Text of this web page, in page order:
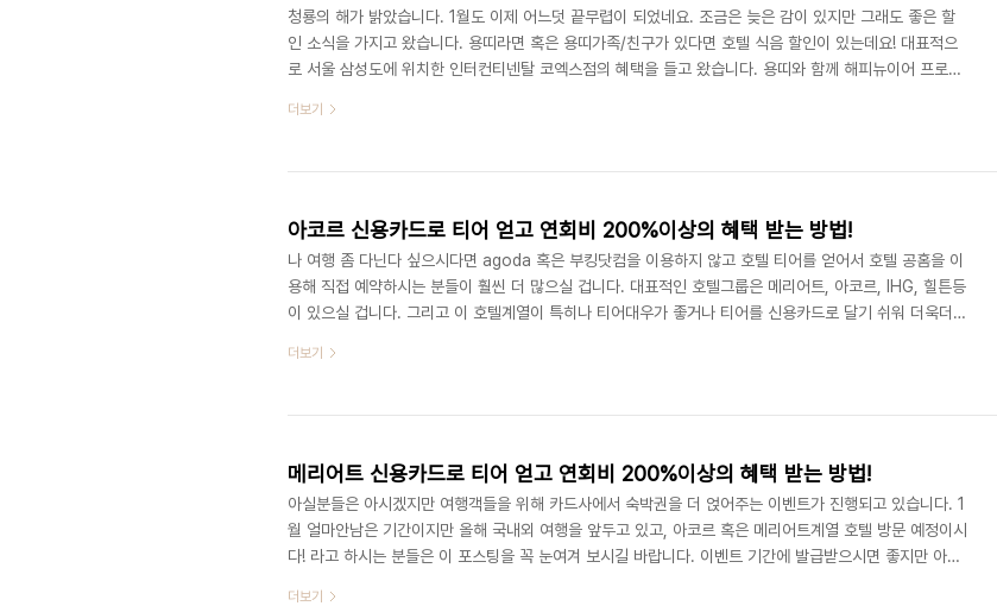
청룡의 해가 밝았습니다. 1월도 이제 어느덧 끝무렵이 되었네요. 조금은 늦은 감이 있지만 그래도 좋은 할
인 소식을 가지고 왔습니다. 용띠라면 혹은 용띠가족/친구가 있다면 호텔 식음 할인이 있는데요! 대표적으
로 서울 삼성도에 위치한 인터컨티넨탈 코엑스점의 혜택을 들고 왔습니다. 용띠와 함께 해피뉴이어 프로모
의 02.3430.8585 iccoes@parnas.co.kr 1. 로비라운지 & 바 ▶이벤트 기간 2월 29일 까지(월-토 운
함 10명까지 10% 할인 ▶T&C 중복 할인 불..
더보기
아코르 신용카드로 티어 얻고 연회비 200%이상의 혜택 받는 방법!
나 여행 좀 다닌다 싶으시다면 agoda 혹은 부킹닷컴을 이용하지 않고 호텔 티어를 얻어서 호텔 공홈을 이
용해 직접 예약하시는 분들이 훨씬 더 많으실 겁니다. 대표적인 호텔그룹은 메리어트, 아코르, IHG, 힐튼등
이 있으실 겁니다. 그리고 이 호텔계열이 특히나 티어대우가 좋거나 티어를 신용카드로 달기 쉬워 더욱더
에 대해 포스팅 했었다면 이번포스팅은 이전포스팅에 이어서 아코르(ACCOR) 호텔을 신용카드로도 충분
스, 페어몬트, 소피텔, 엠갤러리, 풀만, 노보텔, 그랜드머큐어 등 전 세계 110개국 40..
더보기
메리어트 신용카드로 티어 얻고 연회비 200%이상의 혜택 받는 방법!
아실분들은 아시겠지만 여행객들을 위해 카드사에서 숙박권을 더 얹어주는 이벤트가 진행되고 있습니다. 1
월 얼마안남은 기간이지만 올해 국내외 여행을 앞두고 있고, 아코르 혹은 메리어트계열 호텔 방문 예정이시
다! 라고 하시는 분들은 이 포스팅을 꼭 눈여겨 보시길 바랍니다. 이벤트 기간에 발급받으시면 좋지만 아니
더보기